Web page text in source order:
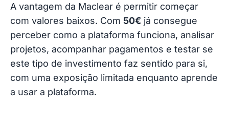
A vantagem da Maclear é permitir começar
com valores baixos. Com 50€ já consegue
perceber como a plataforma funciona, analisar
projetos, acompanhar pagamentos e testar se
este tipo de investimento faz sentido para si,
com uma exposição limitada enquanto aprende
a usar a plataforma.